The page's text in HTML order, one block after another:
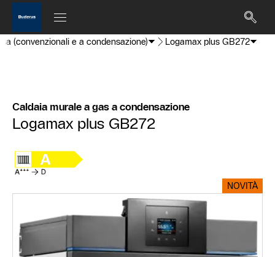
(convenzionali e a condensazione) Logamax plus GB272
Caldaia murale a gas a condensazione
Logamax plus GB272
NOVITÀ